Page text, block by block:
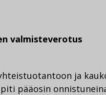
valmisteverotus
ja
pääosin